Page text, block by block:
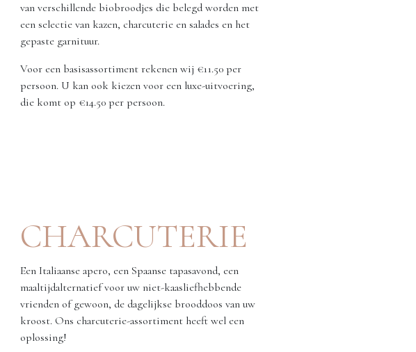
van verschillende biobroodjes die belegd worden met
een selectie van kazen, charcuterie en salades en het
gepaste garnituur.
Voor een basisassortiment rekenen wij €11.50 per
persoon. U kan ook kiezen voor een luxe-uitvoering,
die komt op €14.50 per persoon.
CHARCUTERIE
Een Italiaanse apero, een Spaanse tapasavond, een
maaltijdalternatief voor uw niet-kaasliefhebbende
vrienden of gewoon, de dagelijkse brooddoos van uw
kroost. Ons charcuterie-assortiment heeft wel een
oplossing!